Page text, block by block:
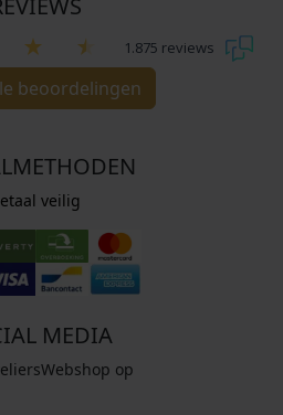
1.875 reviews
beoordelingen
veilig
MEDIA
op